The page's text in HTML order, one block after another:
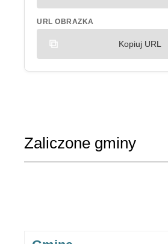
URL OBRAZKA
Kopiuj URL
Zaliczone gminy